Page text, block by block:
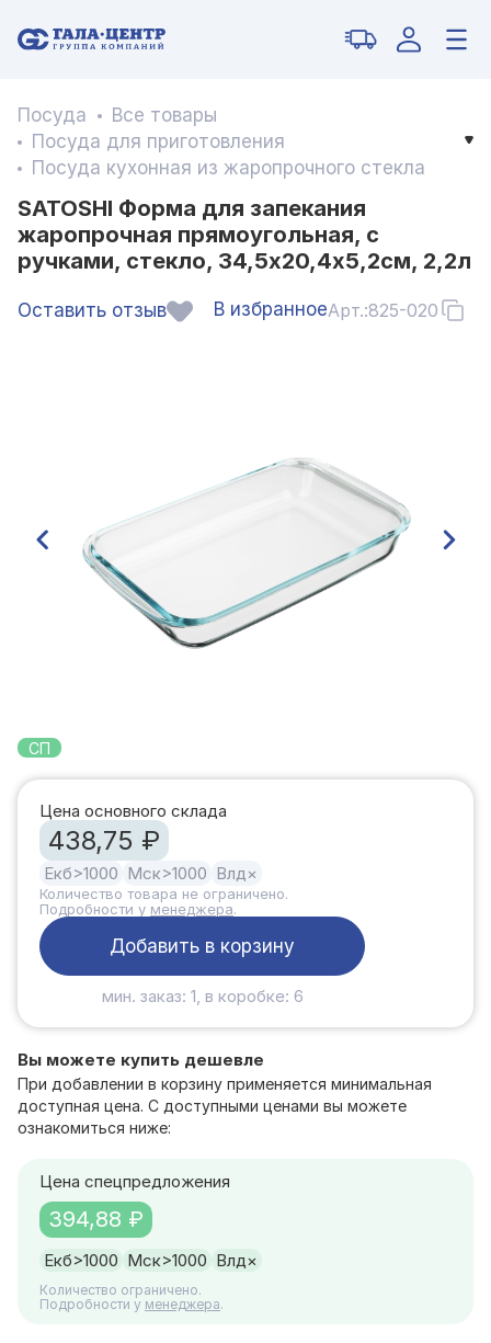
Посуда
Все товары
Посуда для приготовления
Посуда кухонная из жаропрочного стекла
SATOSHI Форма для запекания
жаропрочная прямоугольная, с
ручками, стекло, 34,5х20,4х5,2см, 2,2л
Оставить отзыв В избранноеАрт.:825-020
СП
Цена основного склада
438,75 ₽
Екб>1000 Мск>1000 Влд ×
Количество товара не ограничено.
Подробности у менеджера.
Добавить в корзину
мин. заказ: 1, в коробке: 6
Вы можете купить дешевле
При добавлении в корзину применяется минимальная
доступная цена. С доступными ценами вы можете
ознакомиться ниже:
Цена спецпредложения
Количество ограничено.
Подробности у менеджера.
Екб>1000 Мск>1000 Влд×
394,88 ₽